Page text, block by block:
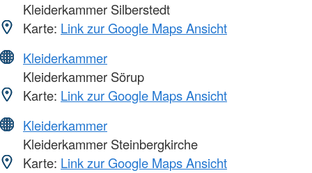
Kleiderkammer Silberstedt
Karte: Link zur Google Maps Ansicht
Kleiderkammer
Kleiderkammer Sörup
Karte: Link zur Google Maps Ansicht
Kleiderkammer
Kleiderkammer Steinbergkirche
Karte: Link zur Google Maps Ansicht